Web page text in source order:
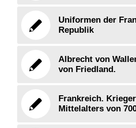
Uniformen der
Republik
Albrecht von
von Friedland.
Frankreich.
Mittelalters von